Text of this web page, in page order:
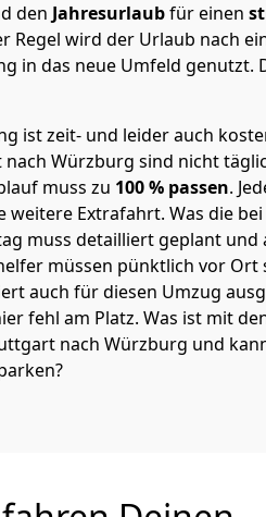
den Jahresurlaubfür einen
Regel wird der Urlaub nach
in das neue Umfeld genutzt.
ist zeit- und leider auch
Würzburg sind nicht
muss zu 100 % passen.
weitere Extrafahrt. Was die
muss detailliert geplant und
müssen pünktlich vor Ort
auch für diesen Umzug
fehl am Platz. Was ist mit
nach Würzburg und